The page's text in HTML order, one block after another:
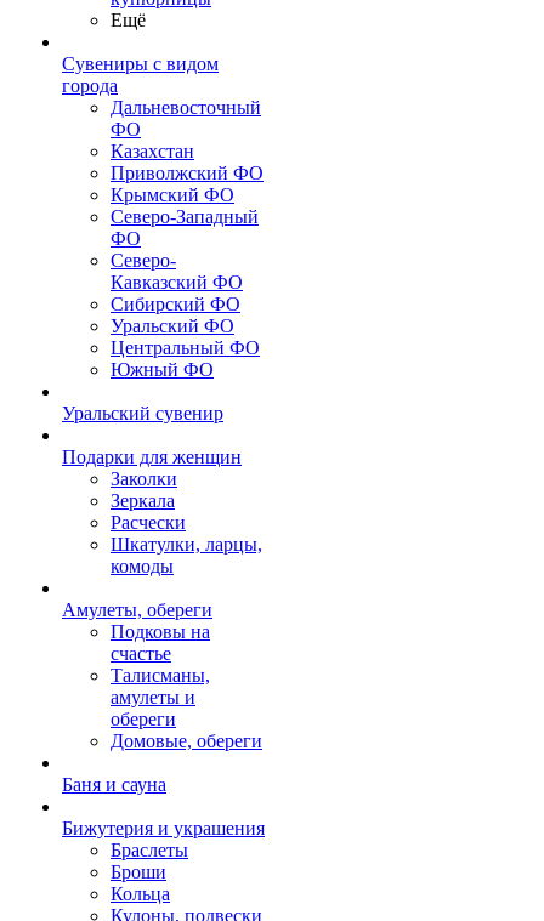
Ещё
Сувениры с видом
города
Дальневосточный
ФО
Казахстан
Приволжский ФО
Крымский ФО
Северо-Западный
ФО
Северо-
Кавказский ФО
Сибирский ФО
Уральский ФО
Центральный ФО
Южный ФО
Уральский сувенир
Подарки для женщин
Заколки
Зеркала
Расчески
Шкатулки, ларцы,
комоды
Амулеты, обереги
Подковы на
счастье
Талисманы,
амулеты и
обереги
Домовые, обереги
Баня и сауна
Бижутерия и украшения
Браслеты
Броши
Кольца
Кулоны, подвески